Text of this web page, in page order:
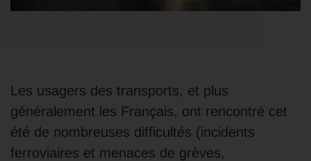
Les usagers des transports, et plus
généralement les Français, ont rencontré cet
été de nombreuses difficultés (incidents
ferroviaires et menaces de grèves,